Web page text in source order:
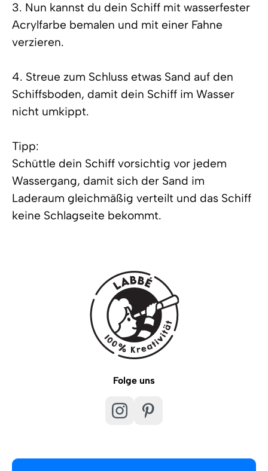
3. Nun kannst du dein Schiff mit wasserfester
Acrylfarbe bemalen und mit einer Fahne
verzieren.
4. Streue zum Schluss etwas Sand auf den
Schiffsboden, damit dein Schiff im Wasser
nicht umkippt.
Tipp:
Schüttle dein Schiff vorsichtig vor jedem
Wassergang, damit sich der Sand im
Laderaum gleichmäßig verteilt und das Schiff
keine Schlagseite bekommt.
Folge uns